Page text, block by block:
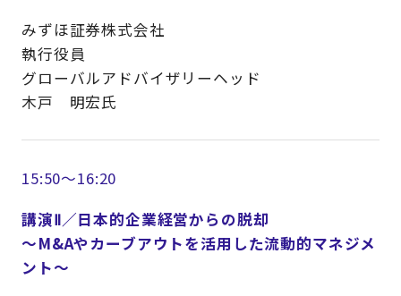
みずほ証券株式会社
執行役員
グローバルアドバイザリーヘッド
木戸 明宏氏
15:50～16:20
講演Ⅱ／日本的企業経営からの脱却
～M&Aやカーブアウトを活用した流動的マネジメ
ント～